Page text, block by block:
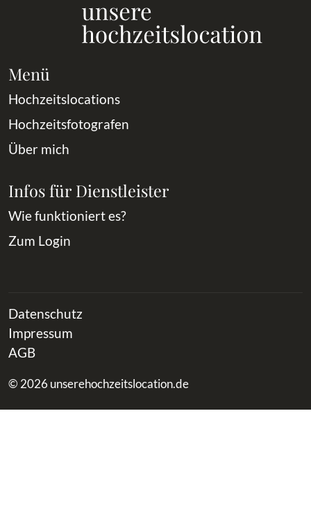
Menü
Hochzeitslocations
Hochzeitsfotografen
Über mich
Infos für Dienstleister
Wie funktioniert es?
Zum Login
Datenschutz
Impressum
AGB
© 2026 unserehochzeitslocation.de